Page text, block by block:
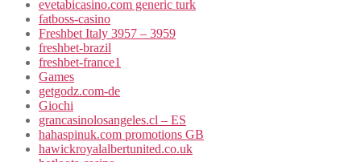
evetabicasino.com generic turk
fatboss-casino
Freshbet Italy 3957 – 3959
freshbet-brazil
freshbet-france1
Games
getgodz.com-de
Giochi
grancasinolosangeles.cl – ES
hahaspinuk.com promotions GB
hawickroyalalbertunited.co.uk